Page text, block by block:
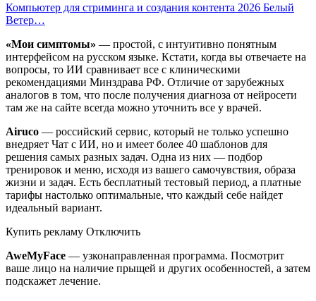
Компьютер для стриминга и создания контента 2026 Белый
Ветер…
«Мои симптомы» — простой, с интуитивно понятным
интерфейсом на русском языке. Кстати, когда вы отвечаете на
вопросы, то ИИ сравнивает все с клиническими
рекомендациями Минздрава РФ. Отличие от зарубежных
аналогов в том, что после получения диагноза от нейросети
там же на сайте всегда можно уточнить все у врачей.
Airuco — российский сервис, который не только успешно
внедряет Чат с ИИ, но и имеет более 40 шаблонов для
решения самых разных задач. Одна из них — подбор
тренировок и меню, исходя из вашего самочувствия, образа
жизни и задач. Есть бесплатный тестовый период, а платные
тарифы настолько оптимальные, что каждый себе найдет
идеальный вариант.
Купить рекламу Отключить
AweMyFace — узконаправленная программа. Посмотрит
ваше лицо на наличие прыщей и других особенностей, а затем
подскажет лечение.